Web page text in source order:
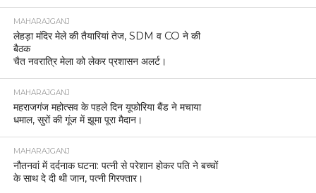
MAHARAJGANJ
लेहड़ा मंदिर मेले की तैयारियां तेज, SDM व CO ने की
बैठक
चैत नवरात्रि मेला को लेकर प्रशासन अलर्ट।
MAHARAJGANJ
महराजगंज महोत्सव के पहले दिन यूफोरिया बैंड ने मचाया
धमाल, सुरों की गूंज में झूमा पूरा मैदान।
MAHARAJGANJ
नौतनवां में दर्दनाक घटना: पत्नी से परेशान होकर पति ने बच्चों
के साथ दे दी थी जान, पत्नी गिरफ्तार।